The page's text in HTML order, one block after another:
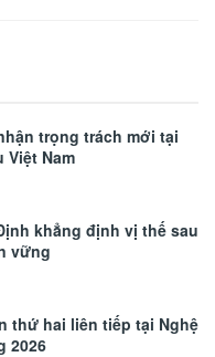
trọng trách mới tại
Việt Nam
khẳng định vị thế sau
vững
thứ hai liên tiếp tại Nghệ
2026